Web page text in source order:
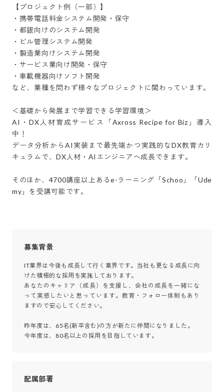
【プロジェクト例（一部）】
・携帯電話料金システム開発・保守
・都銀向けのシステム開発
・ビル管理システム開発
・製造業向けシステム開発
・サービス業向け開発・保守
・車載機器向けソフト開発
など、業種を問わず様々なプロジェクトに関わっています。
＜基礎から発展まで学習できる学習環境＞
AI・DX人材育成サービス「Axross Recipe for Biz」導入
中！
データ分析からAI実装まで最先端かつ実践的なDX教育カリ
キュラムで、DX人材・AIエンジニアへ成長できます。
そのほか、4700講座以上あるe-ラーニング「Schoo」「Ude
my」を受講可能です。
募集背景
IT業界は今後も成長して行く業界です。当社も更なる成長に向
けた積極的な採用を実施しております。
あなたのキャリア（成長）を支援し、会社の成長を一緒にな
って実感したいと思っています。教育・フォロー体制もあり
ますので安心してください。
昨年度は、65名(新卒含む)の方が新たに仲間になりました。
今年度は、80名以上の採用を目指しています。
配属部署